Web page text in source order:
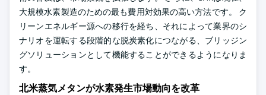
大規模水素製造のための最も費用対効果の高い方法です。 ク
リーンエネルギー源への移行を経ち、それによって業界のシ
ナリオを運転する段階的な脱炭素化につながる、ブリッジン
グソリューションとして機能することができるようになりま
す。
北米蒸気メタンが水素発生市場動向を改革